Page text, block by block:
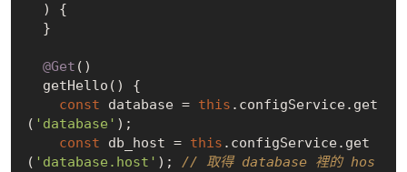
) {
@Get ()
const database = this .configService.get
( 'database' );
const db_host = this .configService.get
( 'database.host' ); // 取得 database 裡的 hos